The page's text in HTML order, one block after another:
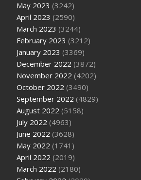
May 2023 (3242)
April 2023 (2590)
March 2023 (3244)
February 2023 (3212)
January 2023 (3369)
December 2022 (3872)
November 2022 (4202)
October 2022 (3490)
September 2022 (4829)
August 2022 (5158)
July 2022 (4963)
June 2022 (3628)
May 2022 (1741)
April 2022 (2019)
March 2022 (2180)